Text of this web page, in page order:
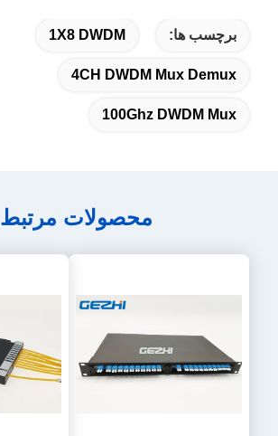
برچسب ها: 1X8 DWDM
4CH DWDM Mux Demux
100Ghz DWDM Mux
محصولات مرتبط